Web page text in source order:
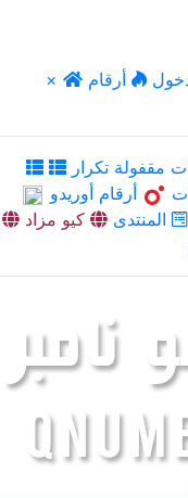
×
أرقام
مقفولة تكرار
أرقام أوريدو
المنتدى
كيو مزاد